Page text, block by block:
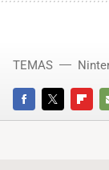
FACEBOOKTWITTER
TEMAS